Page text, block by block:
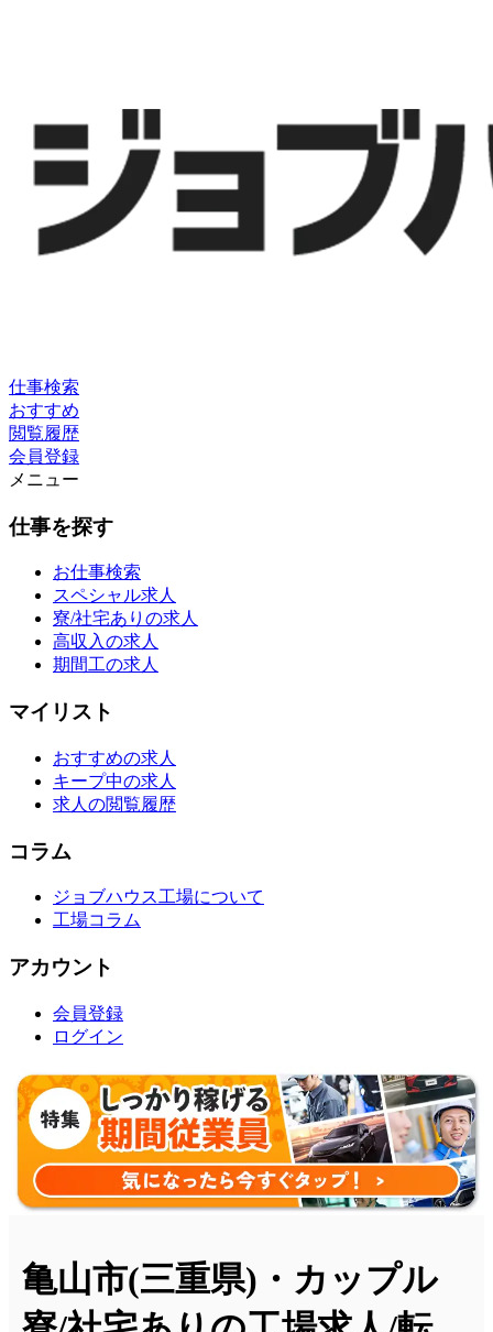
仕事検索
おすすめ
閲覧履歴
会員登録
メニュー
仕事を探す
お仕事検索
スペシャル求人
寮/社宅ありの求人
高収入の求人
期間工の求人
マイリスト
おすすめの求人
キープ中の求人
求人の閲覧履歴
コラム
ジョブハウス工場について
工場コラム
アカウント
会員登録
ログイン
亀山市(三重県)・カップル